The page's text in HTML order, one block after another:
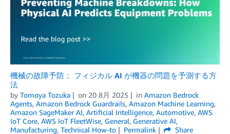
機械の故障予防： フィジカル AI が機器の問題を予測する方
法
by Tomoya Tozuka on 20 8月 2025 in Amazon Bedrock
Agents, Amazon Bedrock Guardrails, Amazon Machine Learning,
Amazon SageMaker AI, Artificial Intelligence, Automotive, AWS
IoT Core, AWS IoT FleetWise, General, Generative AI,
Manufacturing, Technical How-to Permalink
Share